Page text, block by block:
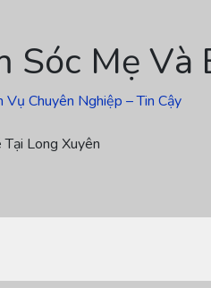
Sóc Mẹ
Chuyên Nghiệp – Tin Cậy
Long Xuyên